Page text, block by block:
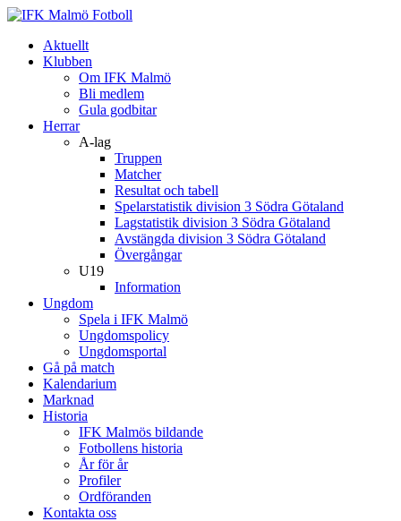
Aktuellt
Klubben
Om IFK Malmö
Bli medlem
Gula godbitar
Herrar
A-lag
Truppen
Matcher
Resultat och tabell
Spelarstatistik division 3 Södra Götaland
Lagstatistik division 3 Södra Götaland
Avstängda division 3 Södra Götaland
Övergångar
U19
Information
Ungdom
Spela i IFK Malmö
Ungdomspolicy
Ungdomsportal
Gå på match
Kalendarium
Marknad
Historia
IFK Malmös bildande
Fotbollens historia
År för år
Profiler
Ordföranden
Kontakta oss